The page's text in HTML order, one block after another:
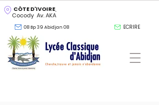
CÔTE D'IVOIRE
Cocody Av. AKA
08 Bp 39 Abidjan 08 ECRIRE